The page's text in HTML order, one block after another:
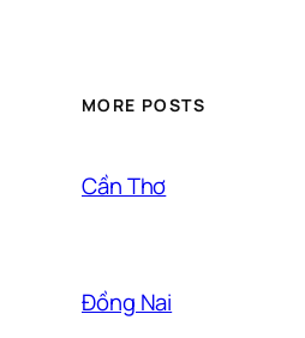
MORE POSTS
Cần Thơ
Đồng Nai